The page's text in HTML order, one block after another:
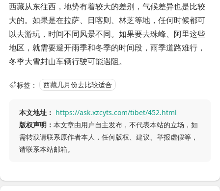
西藏从东往西，地势有着较大的差别，气候差异也是比较
大的。如果是在拉萨、日喀则、林芝等地，任何时候都可
以去游玩，时间不同风景不同。如果要去珠峰、阿里这些
地区，就需要避开雨季和冬季的时间段，雨季道路难行，
冬季大雪封山车辆行驶可能遇阻。
标签： 西藏几月份去比较适合
本文地址： https://ask.xzcyts.com/tibet/452.html
版权声明： 本文章由用户自主发布，不代表本站的立场，如
需转载请联系原作者本人，任何版权、建议、举报虚假等，
请联系本站邮箱。